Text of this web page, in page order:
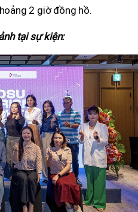
2 giờ đồng hồ.
tại sự kiện: